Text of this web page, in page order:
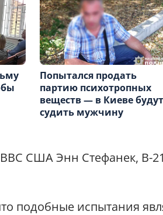
Попытался продать
партию психотропных
веществ — в Киеве будут
судить мужчину
США Энн Стефанек, B-
подобные испытания